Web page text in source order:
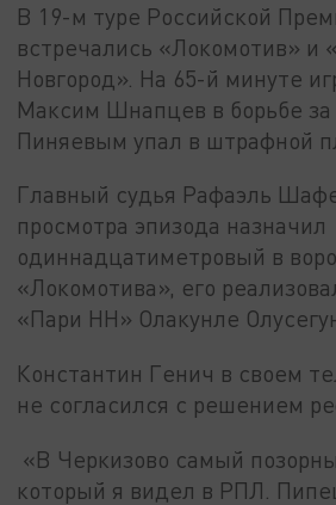
В 19-м туре Российской
встречались «Локомотив» и
Новгород». На 65-й минуте
Максим Шнапцев в борьбе
Пиняевым упал в штрафной
Главный судья Рафаэль
просмотра эпизода назначил
одиннадцатиметровый в
«Локомотива», его
«Пари НН» Олакунле
Константин Генич в своем
не согласился с решением
«В Черкизово самый
который я видел в РПЛ.